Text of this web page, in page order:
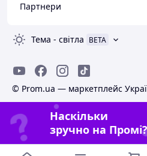
Партнери
Тема - світла BETA
© Prom.ua — маркетплейс
Наскільки
зручно на Промі?